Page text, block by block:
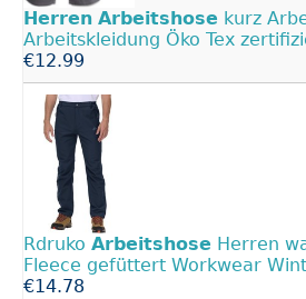
Herren Arbeitshose kurz
Arbeitskleidung Öko Tex
€12.99
Rdruko Arbeitshose Herren
Fleece gefüttert Workwear
€14.78